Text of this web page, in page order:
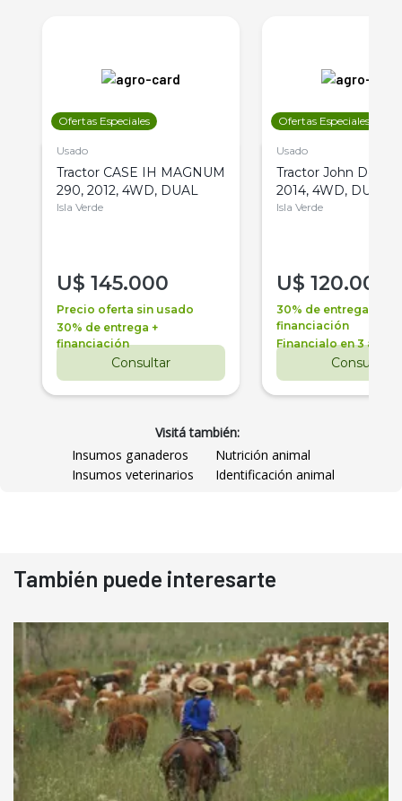
Ofertas Especiales
Usado
Tractor CASE IH MAGNUM
290, 2012, 4WD, DUAL
Isla Verde
U$ 145.000
Precio oferta sin usado
30% de entrega +
financiación
Consultar
Ofertas Especiales
Usado
Tractor John Deere
2014, 4WD, DUAL
Isla Verde
U$ 120.000
30% de entrega +
financiación
Financialo en 3 años
Consultar
Visitá también:
Insumos ganaderos
Nutrición animal
Insumos veterinarios
Identificación animal
También puede interesarte